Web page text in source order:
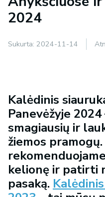
2024
Sukurta: 2024-11-14
Kalėdinis
Panevėžyje
smagiausių ir
žiemos
kelionę ir patirti
pasaką.